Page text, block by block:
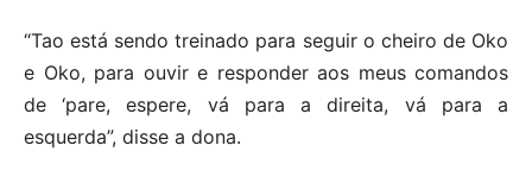
“Tao está sendo treinado para seguir o cheiro de Oko
e Oko, para ouvir e responder aos meus comandos
de ‘pare, espere, vá para a direita, vá para a
esquerda”, disse a dona.